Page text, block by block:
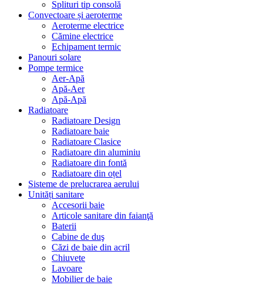
Splituri tip consolă
Convectoare și aeroterme
Aeroterme electrice
Cămine electrice
Echipament termic
Panouri solare
Pompe termice
Aer-Apă
Apă-Aer
Apă-Apă
Radiatoare
Radiatoare Design
Radiatoare baie
Radiatoare Clasice
Radiatoare din aluminiu
Radiatoare din fontă
Radiatoare din oțel
Sisteme de prelucrarea aerului
Unități sanitare
Accesorii baie
Articole sanitare din faianţă
Baterii
Cabine de duş
Căzi de baie din acril
Chiuvete
Lavoare
Mobilier de baie